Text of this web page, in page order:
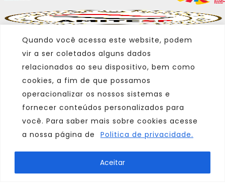
Quando você acessa este website, podem
vir a ser coletados alguns dados
relacionados ao seu dispositivo, bem como
cookies, a fim de que possamos
operacionalizar os nossos sistemas e
fornecer conteúdos personalizados para
você. Para saber mais sobre cookies acesse
a nossa página de
Politica de privacidade.
Aceitar
Parceiro